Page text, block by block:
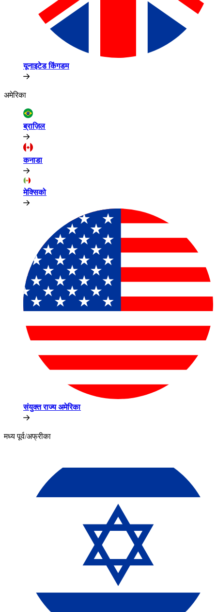
यूनाइटेड किंगडम​​
अमेरिका​​
ब्राज़िल​​
कनाडा​​
मेक्सिको​​
संयुक्त राज्य अमेरिका​​
मध्य पूर्व/अफ्रीका​​